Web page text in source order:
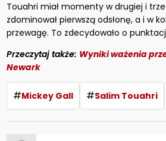
Touahri miał momenty w drugiej i
zdominował pierwszą odsłonę, a i w
przewagę. To zdecydowało o
Przeczytaj także: Wyniki ważenia
Newark
#Mickey Gall #Salim Touahri